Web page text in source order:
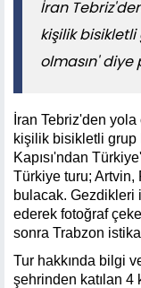
İran
kişilik bisikletli
olmasın'
İran Tebriz'den
kişilik bisikletli grup
Kapısı'ndan
Türkiye turu; Artvin,
bulacak. Gezdikleri
ederek fotoğraf
sonra Trabzon
Tur hakkında bilgi
şehrinden katılan 4